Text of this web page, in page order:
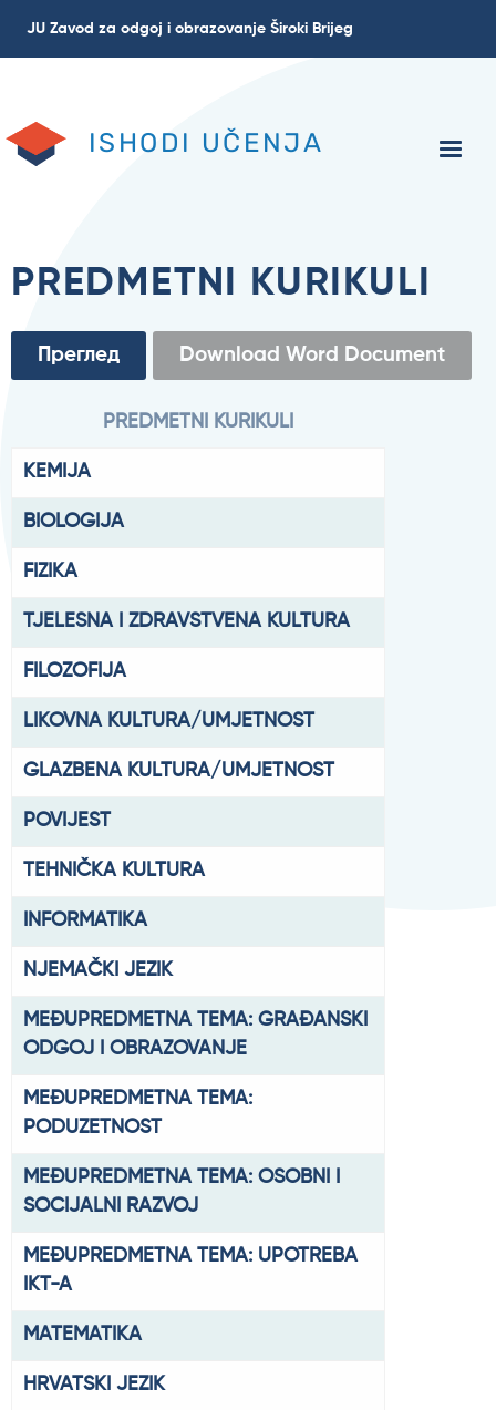
JU Zavod za odgoj i obrazovanje Široki Brijeg
ISHODI UČENJA
PREDMETNI KURIKULI
Примарни
табови
Преглед (active
tab)
Download Word Document
PREDMETNI KURIKULI
KEMIJA
BIOLOGIJA
FIZIKA
TJELESNA I ZDRAVSTVENA KULTURA
FILOZOFIJA
LIKOVNA KULTURA/UMJETNOST
GLAZBENA KULTURA/UMJETNOST
POVIJEST
TEHNIČKA KULTURA
INFORMATIKA
NJEMAČKI JEZIK
MEĐUPREDMETNA TEMA: GRAĐANSKI
ODGOJ I OBRAZOVANJE
MEĐUPREDMETNA TEMA:
PODUZETNOST
MEĐUPREDMETNA TEMA: OSOBNI I
SOCIJALNI RAZVOJ
MEĐUPREDMETNA TEMA: UPOTREBA
IKT-A
MATEMATIKA
HRVATSKI JEZIK